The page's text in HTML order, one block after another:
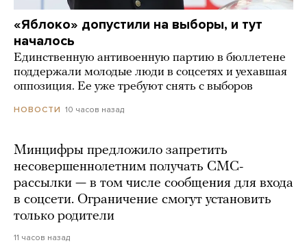
«Яблоко» допустили на выборы, и тут
началось
Единственную антивоенную партию в бюллетене
поддержали молодые люди в соцсетях и уехавшая
оппозиция. Ее уже требуют снять с выборов
НОВОСТИ 10 часов назад
Минцифры предложило запретить
несовершеннолетним получать СМС-
рассылки — в том числе сообщения для входа
в соцсети. Ограничение смогут установить
только родители
11 часов назад